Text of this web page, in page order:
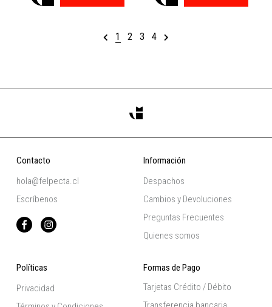
1 2 3 4
Contacto
hola@felpecta.cl
Escríbenos
Información
Despachos
Cambios y Devoluciones
Preguntas Frecuentes
Quienes somos
Políticas
Privacidad
Formas de Pago
Tarjetas Crédito / Débito